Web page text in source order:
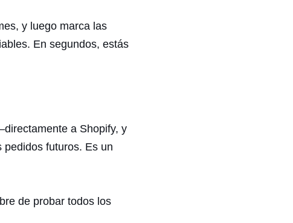
y luego marca las
En segundos, estás
a Shopify, y
pedidos futuros. Es un
de probar todos los